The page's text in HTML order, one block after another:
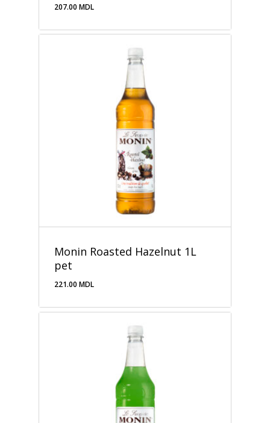
207.00 MDL
Monin Roasted Hazelnut 1L
pet
221.00 MDL